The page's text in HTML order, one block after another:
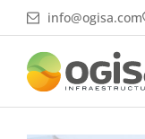
al
contenido
info@ogisa.com